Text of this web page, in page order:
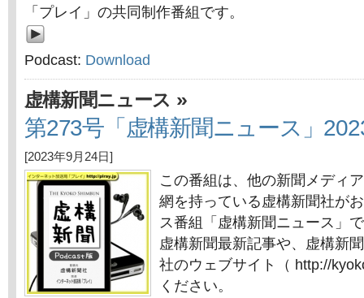
「プレイ」の共同制作番組です。
Podcast: Download
虚構新聞ニュース »
第273号「虚構新聞ニュース」
[2023年9月24日]
この番組は、他の新聞メディ
網を持っている虚構新聞社が
ス番組「虚構新聞ニュース」
虚構新聞最新記事や、虚構新
社のウェブサイト（ http://
ください。